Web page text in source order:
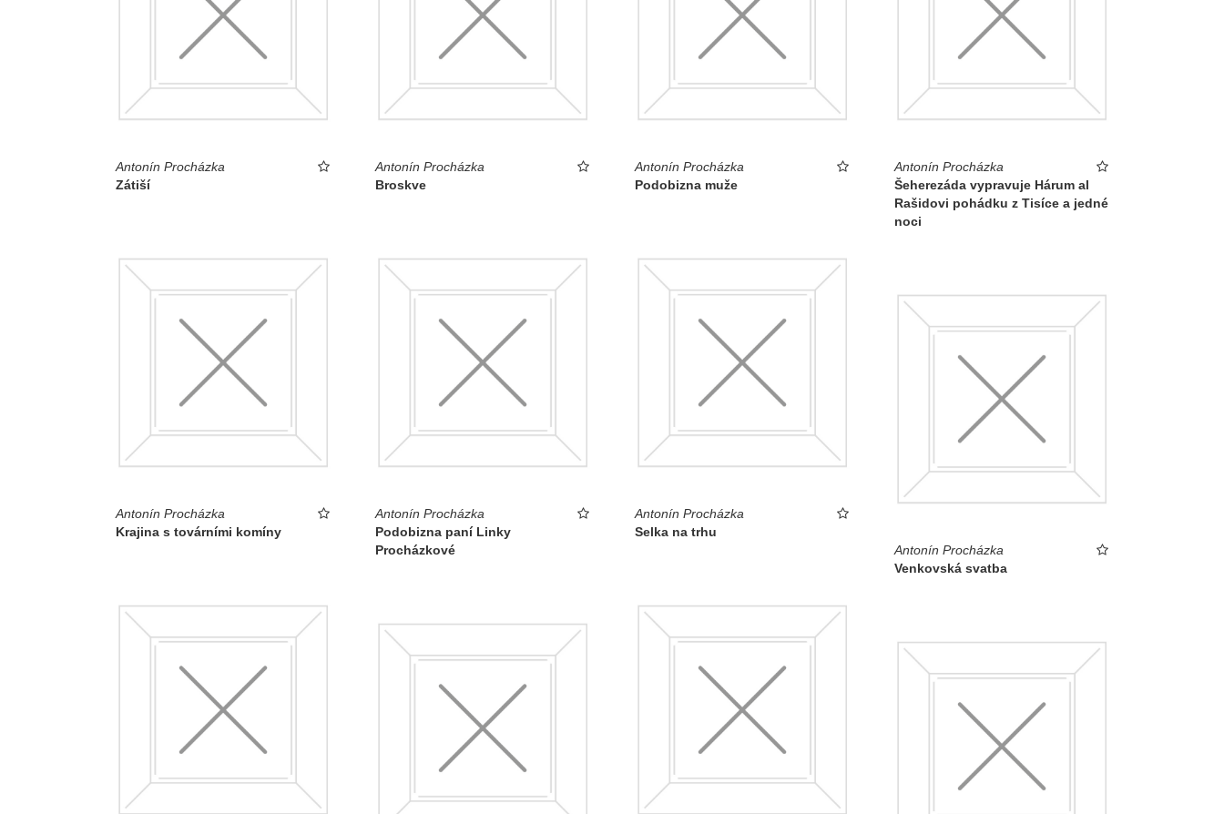
Antonín Procházka
Zátiší
Antonín Procházka
Broskve
Antonín Procházka
Podobizna muže
Antonín Procházka
Šeherezáda vypravuje Hárum al
Rašidovi pohádku z Tisíce a jedné
noci
Antonín Procházka
Krajina s továrními komíny
Antonín Procházka
Podobizna paní Linky
Procházkové
Antonín Procházka
Selka na trhu
Antonín Procházka
Venkovská svatba